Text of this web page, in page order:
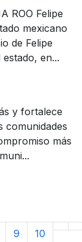
ROO Felipe
mexicano
de Felipe
en...
y fortalece
comunidades
más
9 10